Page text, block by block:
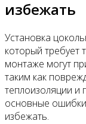
избежать
Установка
который требует
монтаже могут
таким как
теплоизоляции и
основные
избежать.